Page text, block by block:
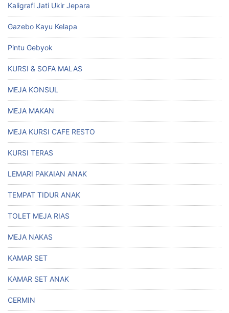
Kaligrafi Jati Ukir Jepara
Gazebo Kayu Kelapa
Pintu Gebyok
KURSI & SOFA MALAS
MEJA KONSUL
MEJA MAKAN
MEJA KURSI CAFE RESTO
KURSI TERAS
LEMARI PAKAIAN ANAK
TEMPAT TIDUR ANAK
TOLET MEJA RIAS
MEJA NAKAS
KAMAR SET
KAMAR SET ANAK
CERMIN